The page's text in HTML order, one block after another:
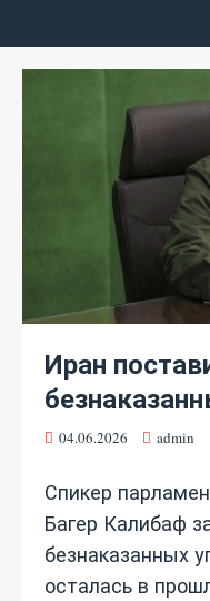
Иран
04.06.2026 admin
Спикер
Багер Калибаф
безнаказанных
осталась в